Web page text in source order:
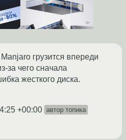
грузится впереди
за чего сначала
жесткого диска.
+00:00 автор топика